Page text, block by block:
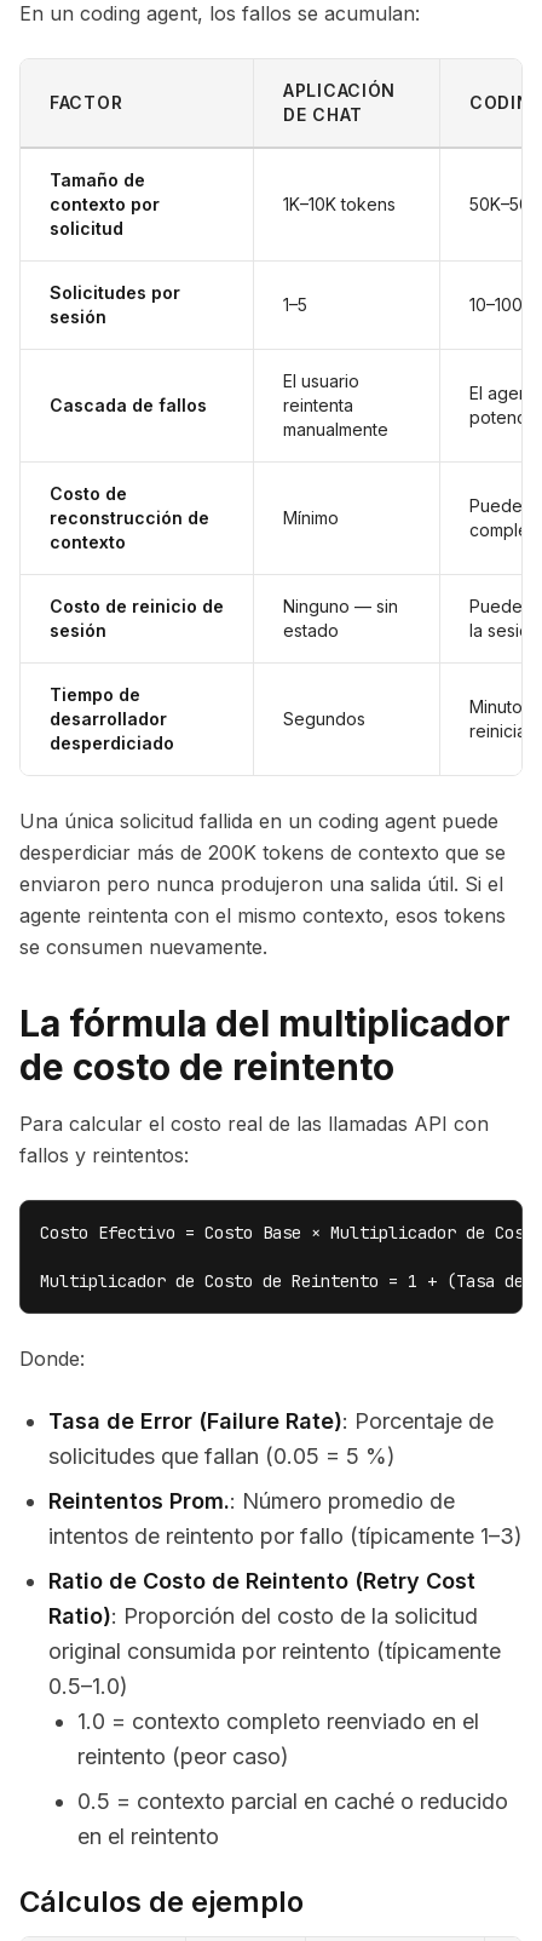
En un coding agent, los fallos se acumulan:
FACTOR
APLICACIÓN
DE CHAT
Tamaño de
contexto por
solicitud
1K–10K tokens
Solicitudes por
sesión
1–5 10–100+
Cascada de fallos
El usuario
reintenta
manualmente
El
Costo de
reconstrucción de
contexto
Mínimo
Puede
Costo de reinicio de
sesión
Ninguno — sin
estado
Puede
la sesión
Tiempo de
desarrollador
desperdiciado
Segundos
Minutos
Una única solicitud fallida en un coding agent puede
desperdiciar más de 200K tokens de contexto que se
enviaron pero nunca produjeron una salida útil. Si el
agente reintenta con el mismo contexto, esos tokens
se consumen nuevamente.
La fórmula del multiplicador
de costo de reintento
Para calcular el costo real de las llamadas API con
fallos y reintentos:
Costo Efectivo = Costo Base × Multiplicador de
Multiplicador de Costo de Reintento = 1 + (Tasa de
Donde:
Tasa de Error (Failure Rate): Porcentaje de
solicitudes que fallan (0.05 = 5 %)
Reintentos Prom.: Número promedio de
intentos de reintento por fallo (típicamente 1–3)
Ratio de Costo de Reintento (Retry Cost
Ratio): Proporción del costo de la solicitud
original consumida por reintento (típicamente
0.5–1.0)
1.0 = contexto completo reenviado en el
reintento (peor caso)
0.5 = contexto parcial en caché o reducido
en el reintento
Cálculos de ejemplo